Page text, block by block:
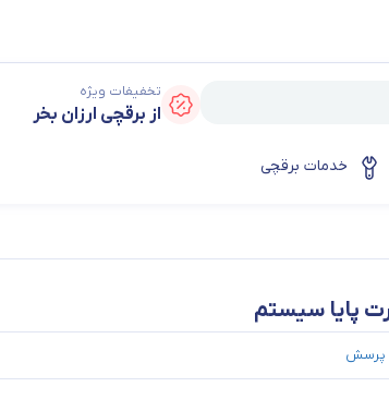
تخفیفات ویژه
از برقچی ارزان بخر
خدمات برقچی
پرسش